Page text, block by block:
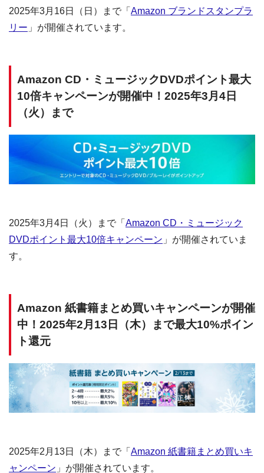
2025年3月16日（日）まで「 Amazon ブランドスタンプラ
リー 」が開催されています。
Amazon CD・ミュージックDVDポイント最大
10倍キャンペーンが開催中！2025年3月4日
（火）まで
2025年3月4日（火）まで「 Amazon CD・ミュージック
DVDポイント最大10倍キャンペーン 」が開催されていま
す。
Amazon 紙書籍まとめ買いキャンペーンが開催
中！2025年2月13日（木）まで最大10%ポイン
ト還元
2025年2月13日（木）まで「 Amazon 紙書籍まとめ買いキ
ャンペーン 」が開催されています。